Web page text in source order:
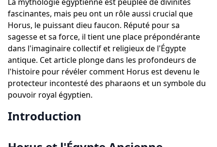
fascinantes, mais peu ont un rôle aussi crucial que
Horus, le puissant dieu faucon. Réputé pour sa
sagesse et sa force, il tient une place prépondérante
dans l'imaginaire collectif et religieux de l'Égypte
antique. Cet article plonge dans les profondeurs de
l'histoire pour révéler comment Horus est devenu le
protecteur incontesté des pharaons et un symbole du
pouvoir royal égyptien.
Introduction